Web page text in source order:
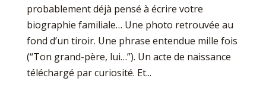
probablement déjà pensé à écrire votre
biographie familiale… Une photo retrouvée au
fond d’un tiroir. Une phrase entendue mille fois
(“Ton grand-père, lui…”). Un acte de naissance
téléchargé par curiosité. Et...